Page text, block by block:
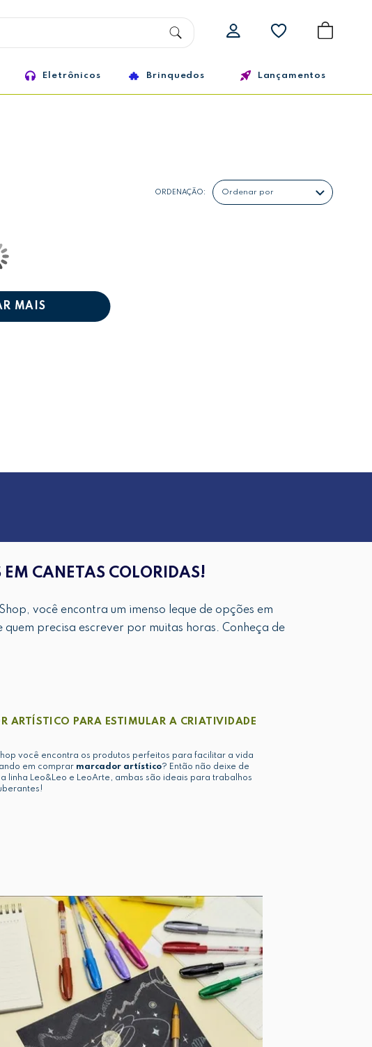
Eletrônicos Brinquedos Lançamentos
MAIS
CANETAS COLORIDAS!
você encontra um imenso leque de opções em
precisa escrever por muitas horas. Conheça de
ARTÍSTICO PARA ESTIMULAR A CRIATIVIDADE
você encontra os produtos perfeitos para facilitar a vida
em comprar marcador artístico? Então não deixe de
linha Leo&Leo e LeoArte, ambas são ideais para trabalhos